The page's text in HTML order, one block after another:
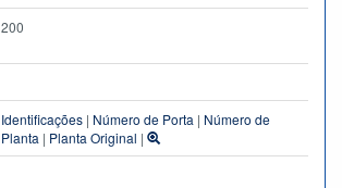
200
Identificações | Número de Porta | Número de
Planta | Planta Original |